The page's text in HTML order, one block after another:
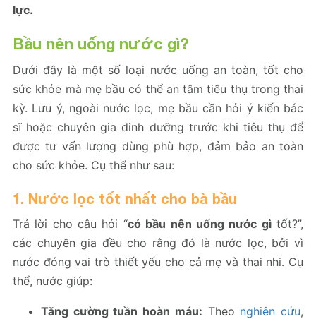
lực.
Bầu nên uống nước gì?
Dưới đây là một số loại nước uống an toàn, tốt cho
sức khỏe mà mẹ bầu có thể an tâm tiêu thụ trong thai
kỳ. Lưu ý, ngoài nước lọc, mẹ bầu cần hỏi ý kiến bác
sĩ hoặc chuyên gia dinh dưỡng trước khi tiêu thụ để
được tư vấn lượng dùng phù hợp, đảm bảo an toàn
cho sức khỏe. Cụ thể như sau:
1. Nước lọc tốt nhất cho bà bầu
Trả lời cho câu hỏi “có bầu nên uống nước gìtốt?”,
các chuyên gia đều cho rằng đó là nước lọc, bởi vì
nước đóng vai trò thiết yếu cho cả mẹ và thai nhi. Cụ
thể, nước giúp:
Tăng cường tuần hoàn máu: Theo nghiên cứu,